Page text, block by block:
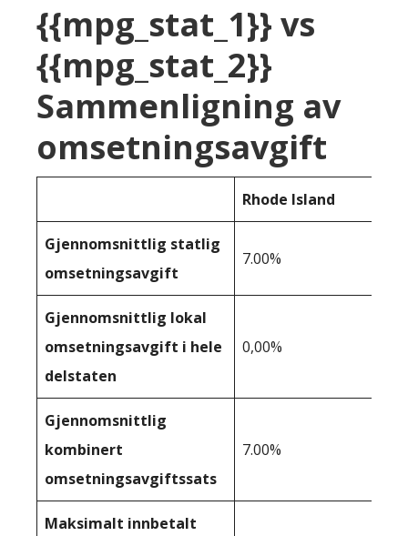
{{mpg_stat_1}} vs
{{mpg_stat_2}}
Sammenligning av
omsetningsavgift
Rhode Island
Gjennomsnittlig statlig
omsetningsavgift
7.00%
Gjennomsnittlig lokal
omsetningsavgift i hele
delstaten
0,00%
Gjennomsnittlig
kombinert
omsetningsavgiftssats
7.00%
Maksimalt innbetalt